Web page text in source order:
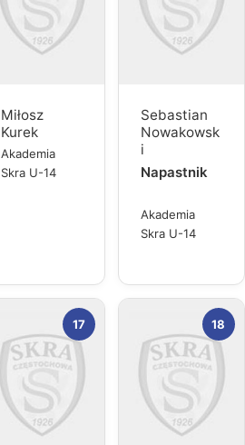
Miłosz
Kurek
Akademia
Skra U-14
Sebastian
Nowakowsk
i
Napastnik
Akademia
Skra U-14
17 18